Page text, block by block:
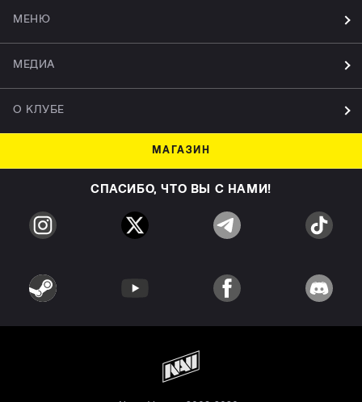
МЕНЮ
МЕДИА
О КЛУБЕ
МАГАЗИН
СПАСИБО, ЧТО ВЫ С НАМИ!